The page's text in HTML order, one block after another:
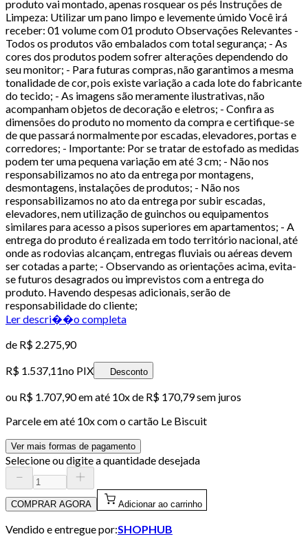
produto vai montado, apenas rosquear os pés Instruções de
Limpeza: Utilizar um pano limpo e levemente úmido Você irá
receber: 01 volume com 01 produto Observações Relevantes -
Todos os produtos vão embalados com total segurança; - As
cores dos produtos podem sofrer alterações dependendo do
seu monitor; - Para futuras compras, não garantimos a mesma
tonalidade de cor, pois existe variação a cada lote do fabricante
do tecido; - As imagens são meramente ilustrativas, não
acompanham objetos de decoração e eletros; - Confira as
dimensões do produto no momento da compra e certifique-se
de que passará normalmente por escadas, elevadores, portas e
corredores; - Importante: Por se tratar de estofado as medidas
podem ter uma pequena variação em até 3 cm; - Não nos
responsabilizamos no ato da entrega por montagens,
desmontagens, instalações de produtos; - Não nos
responsabilizamos no ato da entrega por subir escadas,
elevadores, nem utilização de guinchos ou equipamentos
similares para acesso a pisos superiores em apartamentos; - A
entrega do produto é realizada em todo território nacional, até
onde as rodovias alcançam, entregas fluviais ou aéreas devem
ser cotadas a parte; - Observando as orientações acima, evita-
se futuros desagrados ou imprevistos com a entrega do
produto. Havendo despesas adicionais, serão de
responsabilidade do cliente;
Ler descri��o completa
de R$ 2.275,90
R$ 1.537,11no PIX Desconto
ou R$ 1.707,90em até 10x de R$ 170,79 sem juros
Parcele em até 10x com o cartão Le Biscuit
Ver mais formas de pagamento
Selecione ou digite a quantidade desejada
COMPRAR AGORA Adicionar ao carrinho
Vendido e entregue por:SHOPHUB